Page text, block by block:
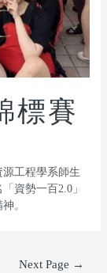
標賽
工程學系師生
資勢一百2.0」
。
Next Page →